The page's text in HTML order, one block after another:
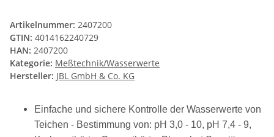
Artikelnummer: 2407200
GTIN: 4014162240729
HAN: 2407200
Kategorie: Meßtechnik/Wasserwerte
Hersteller: JBL GmbH & Co. KG
Einfache und sichere Kontrolle der Wasserwerte von
Teichen - Bestimmung von: pH 3,0 - 10, pH 7,4 - 9,